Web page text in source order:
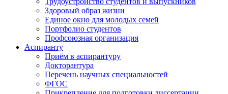
Здоровый образ жизни
Единое окно для молодых семей
Портфолио студентов
Профсоюзная организация
Аспиранту
Приём в аспирантуру
Докторантура
Перечень научных специальностей
ФГОС